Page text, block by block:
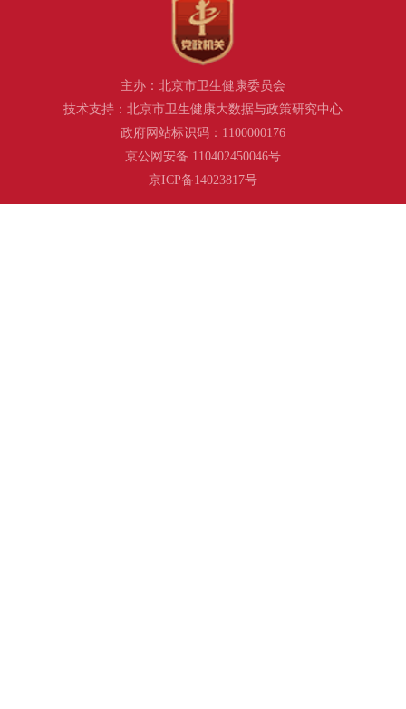
主办：北京市卫生健康委员会
技术支持：北京市卫生健康大数据与政策研究中心
政府网站标识码：1100000176
京公网安备 110402450046号
京ICP备14023817号